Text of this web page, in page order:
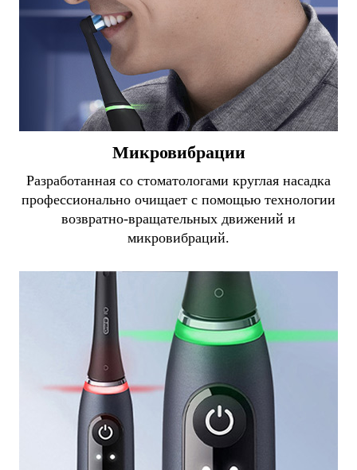
Микровибрации
Разработанная со стоматологами круглая насадка
профессионально очищает с помощью технологии
возвратно-вращательных движений и
микровибраций.